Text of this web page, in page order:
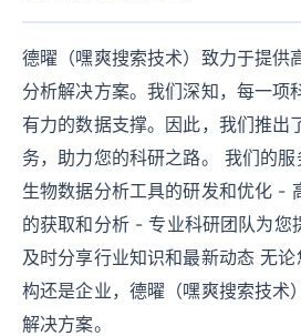
德曜（嘿爽搜索技术）致力于提供
分析解决方案。我们深知，每一项
有力的数据支撑。因此，我们推出
务，助力您的科研之路。 我们的
生物数据分析工具的研发和优化 -
的获取和分析 - 专业科研团队为您
及时分享行业知识和最新动态 无
构还是企业，德曜（嘿爽搜索技术
解决方案。